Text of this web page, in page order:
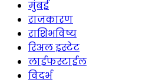
मुंबई
राजकारण
राशिभविष्य
रिअल इस्टेट
लाईफस्टाईल
विदर्भ